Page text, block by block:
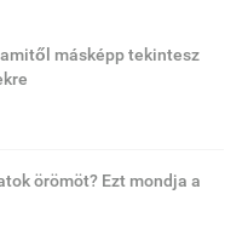
másképp tekintesz
örömöt? Ezt mondja a